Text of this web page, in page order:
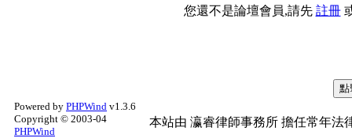
您還不是論壇會員,請先 註冊
Powered by PHPWind v1.3.6
Copyright © 2003-04
PHPWind
本站由 瀛睿律師事務所 擔任常年法